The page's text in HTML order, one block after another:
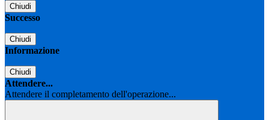
Chiudi
Successo
Chiudi
Informazione
Chiudi
Attendere...
Attendere il completamento dell'operazione...